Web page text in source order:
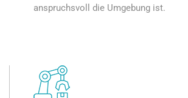
anspruchsvoll die Umgebung ist.